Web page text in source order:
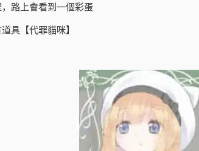
路上會看到一個彩蛋
具【代罪貓咪】